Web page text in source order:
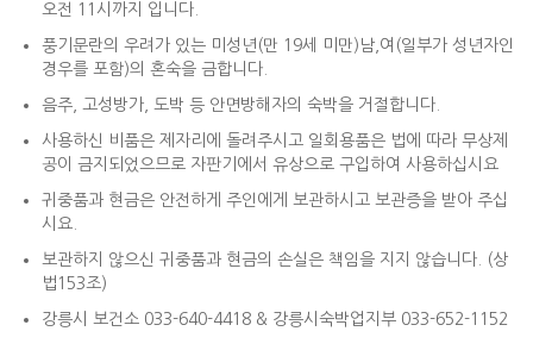
오전 11시까지 입니다.
풍기문란의 우려가 있는 미성년(만 19세 미만)남,여(일부가 성년자인
경우를 포함)의 혼숙을 금합니다.
음주, 고성방가, 도박 등 안면방해자의 숙박을 거절합니다.
사용하신 비품은 제자리에 돌려주시고 일회용품은 법에 따라 무상제
공이 금지되었으므로 자판기에서 유상으로 구입하여 사용하십시요
귀중품과 현금은 안전하게 주인에게 보관하시고 보관증을 받아 주십
시요.
보관하지 않으신 귀중품과 현금의 손실은 책임을 지지 않습니다. (상
법153조)
강릉시 보건소 033-640-4418 & 강릉시숙박업지부 033-652-1152